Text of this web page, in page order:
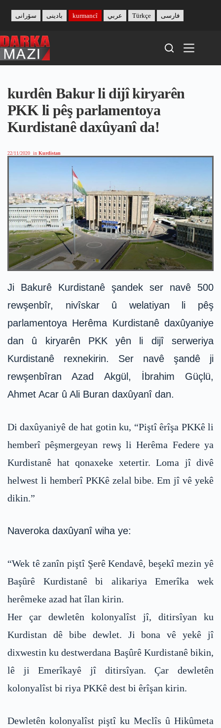
content
بادینی سۆرانی kurmancî عربي Türkçe فارسی
kurdên Bakur li dijî kiryarên
PKK li pêş parlamentoya
Kurdistanê daxûyanî da!
22/11/2020 in Kurdistan
Ji Bakurê Kurdistanê şandek ser navê 500
rewşenbîr, nivîskar û welatiyan li pêş
parlamentoya Herêma Kurdistanê daxûyaniye
dan û kiryarên PKK yên li dijî serweriya
Kurdistanê rexnekirin. Ser navê şandê ji
rewşenbîran Azad Akgül, İbrahim Güçlü,
Ahmet Acar û Ali Buran daxûyanî dan.
Di daxûyaniyê de hat gotin ku, “Piştî êrîşa PKKê li
hemberî pêşmergeyan rewş li Herêma Federe ya
Kurdistanê hat qonaxeke xetertir. Loma jî divê
helwest li hemberî PKKê zelal bibe. Em jî vê yekê
dikin.”
Naveroka daxûyanî wiha ye:
“Wek tê zanîn piştî Şerê Kendavê, beşekî mezin yê
Başûrê Kurdistanê bi alikariya Emerîka wek
herêmeke azad hat îlan kirin.
Her çar dewletên kolonyalîst jî, ditirsîyan ku
Kurdistan dê bibe dewlet. Ji bona vê yekê jî
dixwestin ku destwerdana Başûrê Kurdistanê bikin,
lê ji Emerîkayê jî ditirsîyan. Çar dewletên
kolonyalîst bi riya PKKê dest bi êrîşan kirin.
Dewletên kolonyalîst piştî ku Meclîs û Hikûmeta